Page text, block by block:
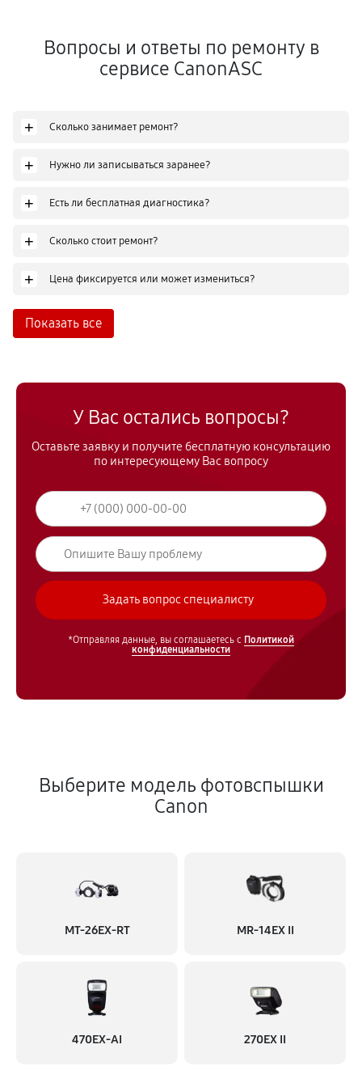
Вопросы и ответы по ремонту в
сервисе CanonASC
+ Сколько занимает ремонт?
+ Нужно ли записываться заранее?
+ Есть ли бесплатная диагностика?
+ Сколько стоит ремонт?
+ Цена фиксируется или может измениться?
Показать все
У Вас остались вопросы?
Оставьте заявку и получите бесплатную консультацию
по интересующему Вас вопросу
*Отправляя данные, вы соглашаетесь с Политикой
конфиденциальности
Выберите модель фотовспышки
Canon
MT-26EX-RT MR-14EX II
470EX-AI 270EX II